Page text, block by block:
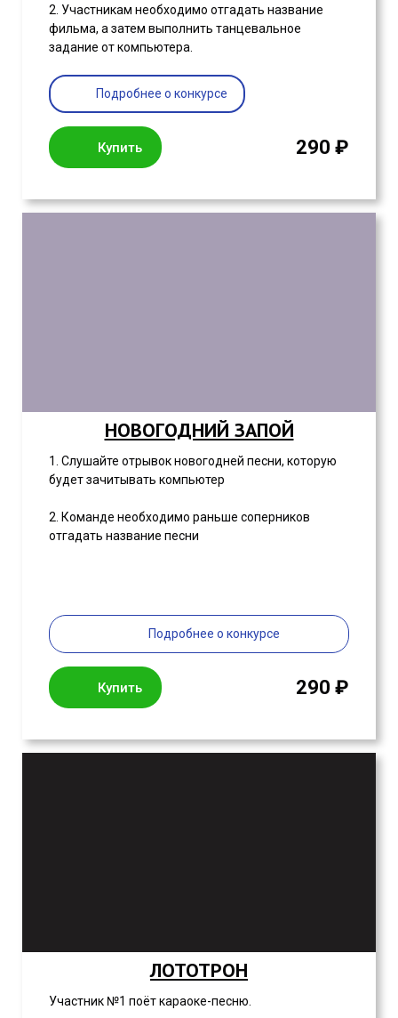
2. Участникам необходимо отгадать название
фильма, а затем выполнить танцевальное
задание от компьютера.
Подробнее о конкурсе
Купить 290 ₽
НОВОГОДНИЙ ЗАПОЙ
1. Слушайте отрывок новогодней песни, которую
будет зачитывать компьютер
2. Команде необходимо раньше соперников
отгадать название песни
Подробнее о конкурсе
Купить 290 ₽
ЛОТОТРОН
Участник №1 поёт караоке-песню.